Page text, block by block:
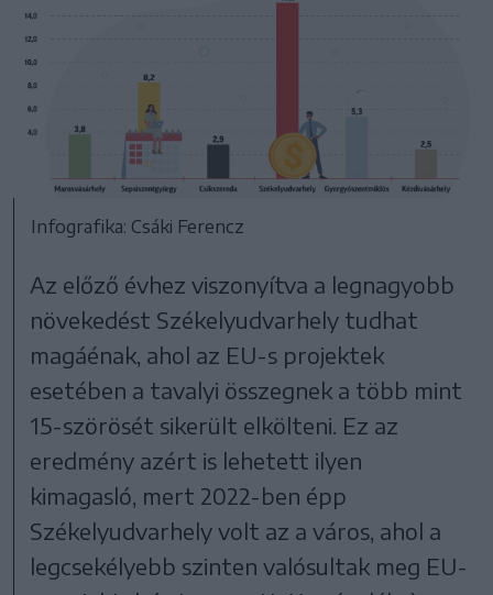
Infografika: Csáki Ferencz
Az előző évhez viszonyítva a legnagyobb
növekedést Székelyudvarhely tudhat
magáénak, ahol az EU-s projektek
esetében a tavalyi összegnek a több mint
15-szörösét sikerült elkölteni. Ez az
eredmény azért is lehetett ilyen
kimagasló, mert 2022-ben épp
Székelyudvarhely volt az a város, ahol a
legcsekélyebb szinten valósultak meg EU-